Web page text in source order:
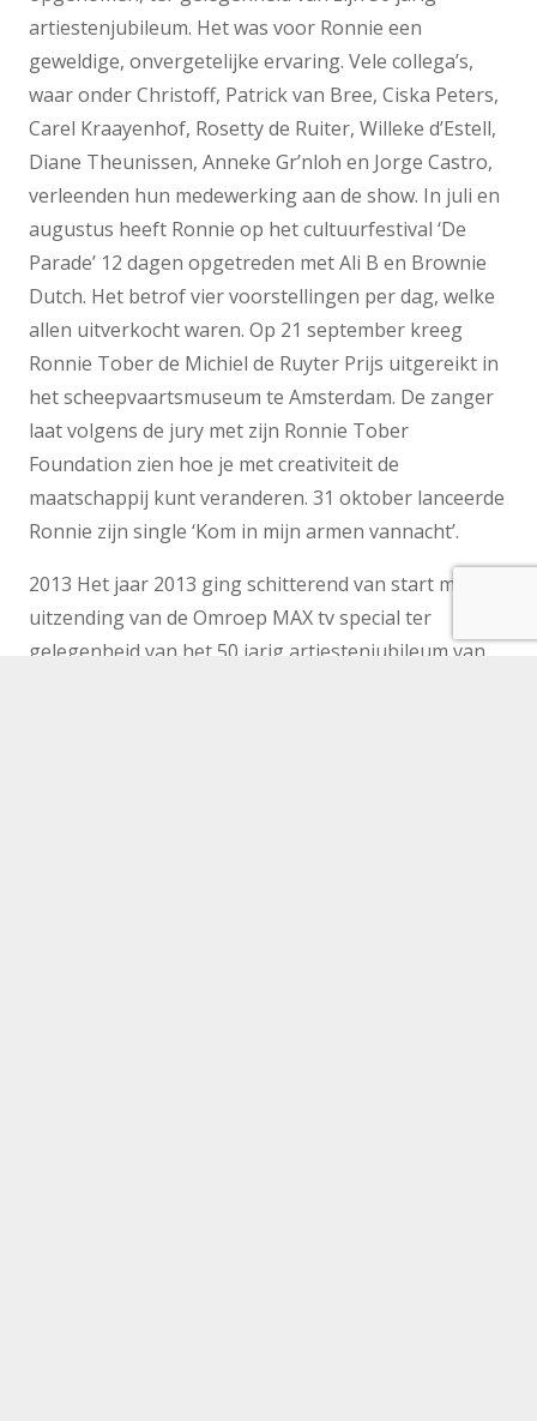
artiestenjubileum. Het was voor Ronnie een
geweldige, onvergetelijke ervaring. Vele collega’s,
waar onder Christoff, Patrick van Bree, Ciska Peters,
Carel Kraayenhof, Rosetty de Ruiter, Willeke d’Estell,
Diane Theunissen, Anneke Gr’nloh en Jorge Castro,
verleenden hun medewerking aan de show. In juli en
augustus heeft Ronnie op het cultuurfestival ‘De
Parade’ 12 dagen opgetreden met Ali B en Brownie
Dutch. Het betrof vier voorstellingen per dag, welke
allen uitverkocht waren. Op 21 september kreeg
Ronnie Tober de Michiel de Ruyter Prijs uitgereikt in
het scheepvaartsmuseum te Amsterdam. De zanger
laat volgens de jury met zijn Ronnie Tober
Foundation zien hoe je met creativiteit de
maatschappij kunt veranderen. 31 oktober lanceerde
Ronnie zijn single ‘Kom in mijn armen vannacht’.
2013 Het jaar 2013 ging schitterend van start met de
uitzending van de Omroep MAX tv special ter
gelegenheid van het 50 jarig artiestenjubileum van